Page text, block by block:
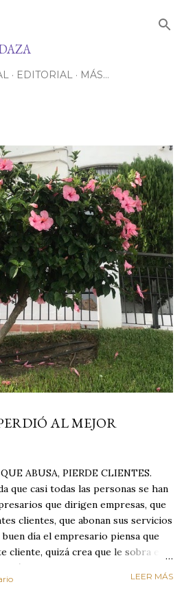
EDITORIAL MÁS…
AL MEJOR
ABUSA, PIERDE CLIENTES.
que casi todas las personas se han
que dirigen empresas, que
clientes, que abonan sus servicios
día el empresario piensa que
cliente, quizá crea que le sobra el
de los otros pagan mal y
ni abonan los servicios. Cuando una
LEER MÁS